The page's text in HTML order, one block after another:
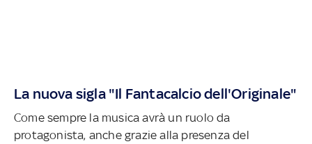
La nuova sigla "Il Fantacalcio dell'Originale"
Come sempre la musica avrà un ruolo da
protagonista, anche grazie alla presenza del